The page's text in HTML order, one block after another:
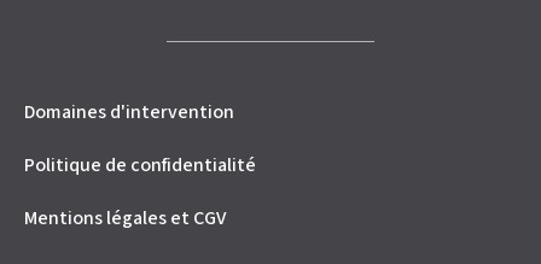
Domaines d'intervention
Politique de confidentialité
Mentions légales et CGV